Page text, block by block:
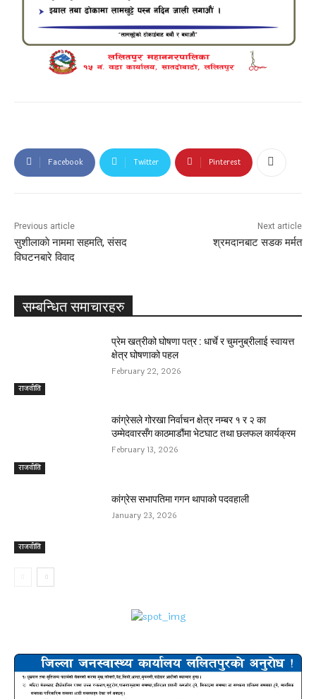
Facebook Twitter Pinterest
Previous article
सुशीलाकाे नाममा सहमति, संसद
विघटनबारे विवाद
Next article
श्रमदानबाट सडक मर्मत
सम्बन्धित समाचारहरु
राजनीति
प्रेम खत्रीको घोषणा पत्र : धार्चे र चुमनुब्रीलाई स्वायत्त
क्षेत्र घोषणाको पहल
February 22, 2026
राजनीति
कांग्रेसले गोरखा निर्वाचन क्षेत्र नम्बर १ र २ का
उम्मेदवारसँग काठमाडौंमा भेटघाट तथा छलफल कार्यक्रम
February 13, 2026
राजनीति
कांग्रेस सभापतिमा गगन थापाको पदवहाली
January 23, 2026